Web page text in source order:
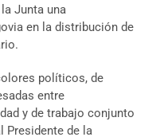
Junta una
en la distribución de
políticos, de
entre
y de trabajo conjunto
Presidente de la